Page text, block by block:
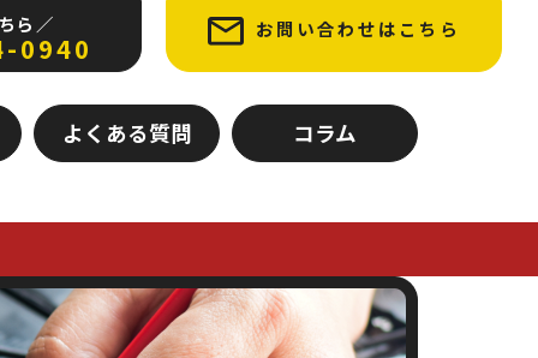
ら ／
0940
お問い合わせはこちら
よくある質問 コラム